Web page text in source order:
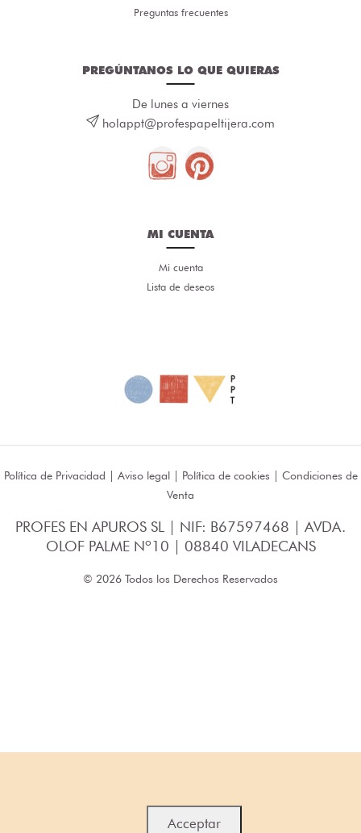
Preguntas frecuentes
PREGÚNTANOS LO QUE QUIERAS
De lunes a viernes
holappt@profespapeltijera.com
MI CUENTA
Mi cuenta
Lista de deseos
Política de Privacidad | Aviso legal| Política de cookies | Condiciones de
Venta
PROFES EN APUROS SL | NIF: B67597468 | AVDA.
OLOF PALME Nº10 | 08840 VILADECANS
© 2026 Todos los Derechos Reservados
Acceptar